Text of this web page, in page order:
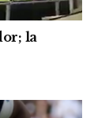
la